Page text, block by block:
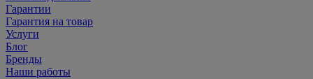
Гарантии
Гарантия на товар
Услуги
Блог
Бренды
Наши работы